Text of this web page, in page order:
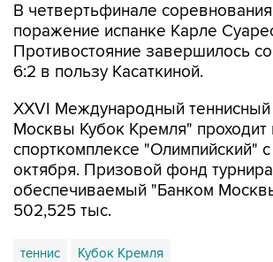
В четвертьфинале
поражение испанке Карле
Противостояние завершилось со
6:2 в пользу Касаткиной.
XXVI Международный теннисный
Москвы Кубок Кремля" проходит
спорткомплексе "Олимпийский"
октября. Призовой фонд
обеспечиваемый "Банком
502,525 тыс.
теннис Кубок Кремля